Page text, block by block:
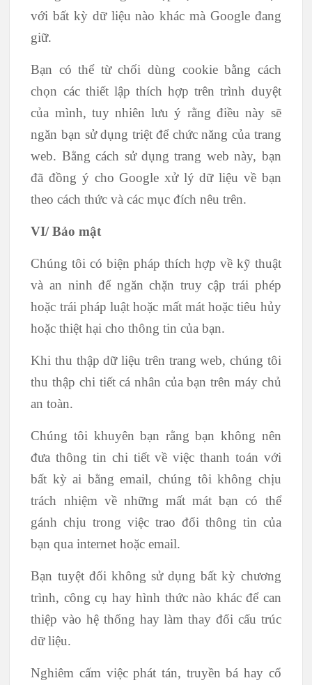
với bất kỳ dữ liệu nào khác mà Google đang
giữ.
Bạn có thể từ chối dùng cookie bằng cách
chọn các thiết lập thích hợp trên trình duyệt
của mình, tuy nhiên lưu ý rằng điều này sẽ
ngăn bạn sử dụng triệt để chức năng của trang
web. Bằng cách sử dụng trang web này, bạn
đã đồng ý cho Google xử lý dữ liệu về bạn
theo cách thức và các mục đích nêu trên.
VI/ Bảo mật
Chúng tôi có biện pháp thích hợp về kỹ thuật
và an ninh để ngăn chặn truy cập trái phép
hoặc trái pháp luật hoặc mất mát hoặc tiêu hủy
hoặc thiệt hại cho thông tin của bạn.
Khi thu thập dữ liệu trên trang web, chúng tôi
thu thập chi tiết cá nhân của bạn trên máy chủ
an toàn.
Chúng tôi khuyên bạn rằng bạn không nên
đưa thông tin chi tiết về việc thanh toán với
bất kỳ ai bằng email, chúng tôi không chịu
trách nhiệm về những mất mát bạn có thể
gánh chịu trong việc trao đổi thông tin của
bạn qua internet hoặc email.
Bạn tuyệt đối không sử dụng bất kỳ chương
trình, công cụ hay hình thức nào khác để can
thiệp vào hệ thống hay làm thay đổi cấu trúc
dữ liệu.
Nghiêm cấm việc phát tán, truyền bá hay cổ